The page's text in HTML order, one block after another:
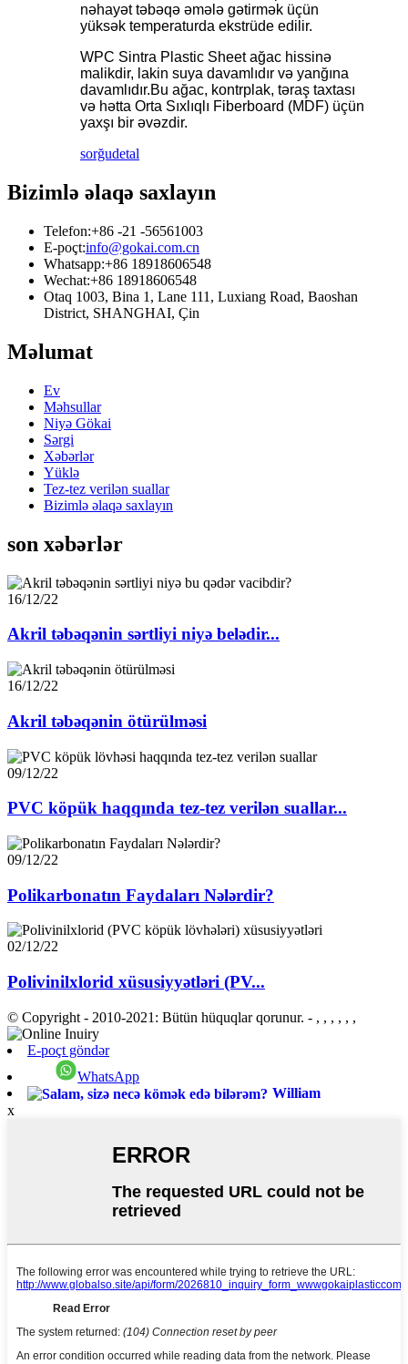
nəhayət təbəqə əmələ gətirmək üçün
yüksək temperaturda ekstrüde edilir.
WPC Sintra Plastic Sheet ağac hissinə
malikdir, lakin suya davamlıdır və yanğına
davamlıdır.Bu ağac, kontrplak, təraş taxtası
və hətta Orta Sıxlıqlı Fiberboard (MDF) üçün
yaxşı bir əvəzdir.
sorğudetal
Bizimlə əlaqə saxlayın
Telefon:+86 -21 -56561003
E-poçt:info@gokai.com.cn
Whatsapp:+86 18918606548
Wechat:+86 18918606548
Otaq 1003, Bina 1, Lane 111, Luxiang Road, Baoshan
District, SHANGHAI, Çin
Məlumat
Ev
Məhsullar
Niyə Gökai
Sərgi
Xəbərlər
Yüklə
Tez-tez verilən suallar
Bizimlə əlaqə saxlayın
son xəbərlər
16/12/22
Akril təbəqənin sərtliyi niyə belədir...
16/12/22
Akril təbəqənin ötürülməsi
09/12/22
PVC köpük haqqında tez-tez verilən suallar...
09/12/22
Polikarbonatın Faydaları Nələrdir?
02/12/22
Polivinilxlorid xüsusiyyətləri (PV...
© Copyright - 2010-2021: Bütün hüquqlar qorunur. - , , , , , ,
E-poçt göndər
WhatsApp
William
x